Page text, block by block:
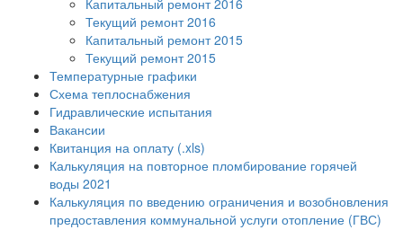
Капитальный ремонт 2016
Текущий ремонт 2016
Капитальный ремонт 2015
Текущий ремонт 2015
Температурные графики
Схема теплоснабжения
Гидравлические испытания
Вакансии
Квитанция на оплату (.xls)
Калькуляция на повторное пломбирование горячей
воды 2021
Калькуляция по введению ограничения и возобновления
предоставления коммунальной услуги отопление (ГВС)